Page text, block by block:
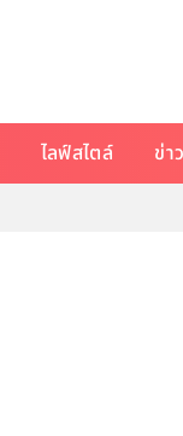
ไลฟ์สไตล์ ข่า